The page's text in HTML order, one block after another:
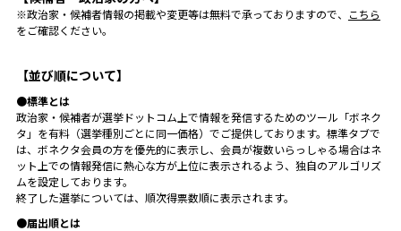
※政治家・候補者情報の掲載や変更等は無料で承っておりますので、
こちら
をご確認ください。
【並び順について】
●標準とは
政治家・候補者が選挙ドットコム上で情報を発信するためのツール「ボネク
タ」を有料（選挙種別ごとに同一価格）でご提供しております。標準タブで
は、ボネクタ会員の方を優先的に表示し、会員が複数いらっしゃる場合はネ
ット上での情報発信に熱心な方が上位に表示されるよう、独自のアルゴリズ
ムを設定しております。
終了した選挙については、順次得票数順に表示されます。
●届出順とは